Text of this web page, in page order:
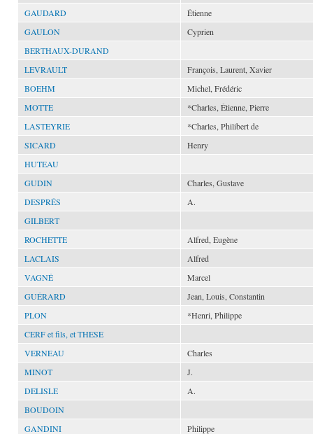
GAUDARD
Étienne
GAULON
Cyprien
BERTHAUX-DURAND
LEVRAULT
François, Laurent, Xavier
BOEHM
Michel, Frédéric
MOTTE
*Charles, Étienne, Pierre
LASTEYRIE
*Charles, Philibert de
SICARD
Henry
HUTEAU
GUDIN
Charles, Gustave
DESPRÉS
A.
GILBERT
ROCHETTE
Alfred, Eugène
LACLAIS
Alfred
VAGNÉ
Marcel
GUÉRARD
Jean, Louis, Constantin
PLON
*Henri, Philippe
CERF et fils, et THESE
VERNEAU
Charles
MINOT
J.
DELISLE
A.
BOUDOIN
GANDINI
Philippe